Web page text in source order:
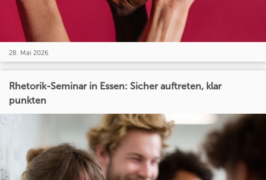
28. Mai 2026
Rhetorik-Seminar in Essen: Sicher auftreten, klar
punkten